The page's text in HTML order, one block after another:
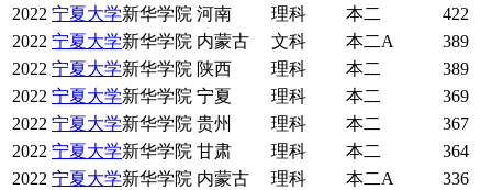
2022 宁夏大学新华学院 河南 理科 本二
422
2022 宁夏大学新华学院 内蒙古 文科 本二A
389
2022 宁夏大学新华学院 陕西 理科 本二
389
2022 宁夏大学新华学院 宁夏 理科 本二
369
2022 宁夏大学新华学院 贵州 理科 本二
367
2022 宁夏大学新华学院 甘肃 理科 本二
364
2022 宁夏大学新华学院 内蒙古 理科 本二A
336